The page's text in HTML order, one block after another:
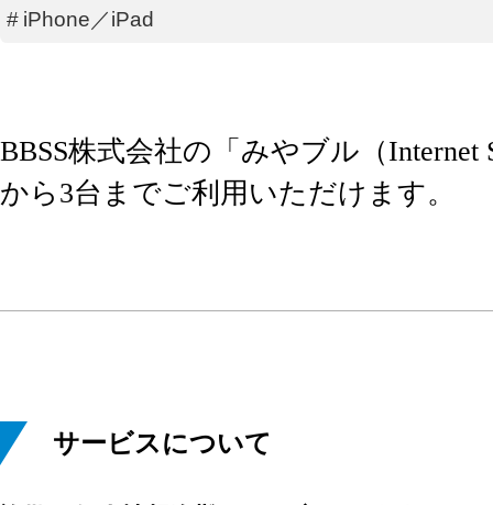
#iPhone／iPad
​​​BBSS株式会社の「みやブル（
から3台までご利用いただけます。
サービスについて